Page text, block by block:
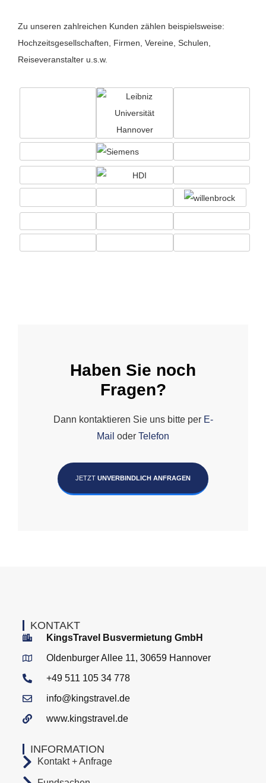
Zu unseren zahlreichen Kunden zählen beispielsweise:
Hochzeitsgesellschaften, Firmen, Vereine, Schulen,
Reiseveranstalter u.s.w.
Haben Sie noch
Fragen?
Dann kontaktieren Sie uns bitte per E-
Mail oder Telefon
JETZT UNVERBINDLICH ANFRAGEN
INFORMATION
Kontakt + Anfrage
KONTAKT
KingsTravel Busvermietung GmbH
Oldenburger Allee 11, 30659 Hannover
+49 511 105 34 778
info@kingstravel.de
www.kingstravel.de